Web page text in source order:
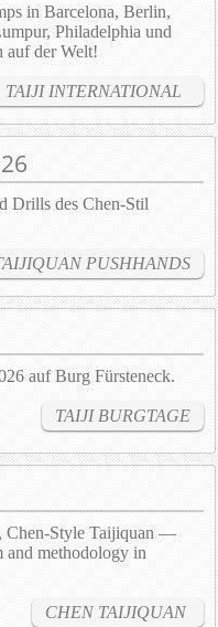
in Barcelona, Berlin,
Philadelphia und
auf der Welt!
TAIJI INTERNATIONAL
Drills des Chen-Stil
PUSHHANDS
auf Burg Fürsteneck.
TAIJI BURGTAGE
Chen-Style Taijiquan —
and methodology in
CHEN TAIJIQUAN